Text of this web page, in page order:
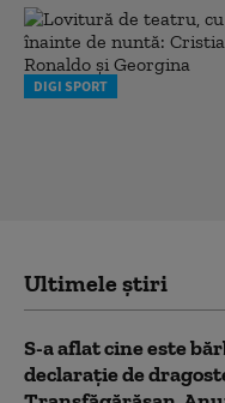
DIGI SPORT
Ultimele știri
S-a aflat cine este
declarație de